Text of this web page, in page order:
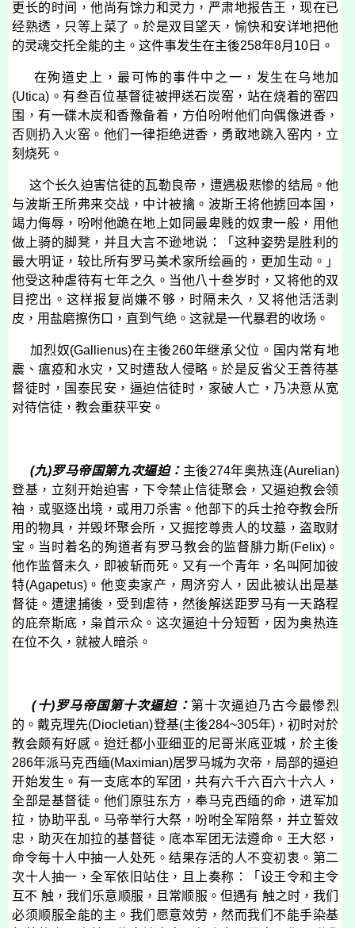
更长的时间，他尚有馀力和灵力，严肃地报告王，现在已
经熟透，只等上菜了。於是双目望天，愉快和安详地把他
的灵魂交托全能的主。这件事发生在主後258年8月 10 日。
在殉道史上，最可怖的事件中之一，发生在乌地加
(Utica) 。有叁百位基督徒被押送石炭窑，站在烧着的窑四
围，有一碟木炭和香豫备着，方伯吩咐他们向偶像进香，
否则扔入火窑。他们一律拒绝进香，勇敢地跳入窑内，立
刻烧死。
这个长久迫害信徒的瓦勒良帝，遭遇极悲惨的结局。他
与波斯王所弗来交战，中计被擒。波斯王将他掳回本国，
竭力侮辱，吩咐他跪在地上如同最卑贱的奴隶一般，用他
做上骑的脚凳，并且大言不逊地说：「这种姿势是胜利的
最大明证，较比所有罗马美术家所绘画的，更加生动。」
他受这种虐待有七年之久。当他八十叁岁时，又将他的双
目挖出。这样报复尚嫌不够，时隔未久，又将他活活剥
皮，用盐磨擦伤口，直到气绝。这就是一代暴君的收场。
加烈奴(Gallienus)在主後260年继承父位。国内常有地
震、瘟疫和水灾，又时遭敌人侵略。於是反省父王善待基
督徒时，国泰民安，逼迫信徒时，家破人亡，乃决意从宽
对待信徒，教会重获平安。
(九)罗马帝国第九次逼迫： 主後274年奥热连(Aurelian)
登基，立刻开始迫害，下令禁止信徒聚会，又逼迫教会领
袖，或驱逐出境，或用刀杀害。他部下的兵士抢夺教会所
用的物具，并毁坏聚会所，又掘挖尊贵人的坟墓，盗取财
宝。当时着名的殉道者有罗马教会的监督腓力斯(Felix)。
他作监督未久，即被斩而死。又有一个青年，名叫阿加彼
特(Agapetus)。他变卖家产，周济穷人，因此被认出是基
督徒。遭逮捕後，受到虐待，然後解送距罗马有一天路程
的庇奈斯底，枭首示众。这次逼迫十分短暂，因为奥热连
在位不久，就被人暗杀。
(十)罗马帝国第十次逼迫： 第十次逼迫乃古今最惨烈
的。戴克理先(Diocletian)登基(主後284~305年) ，初时对於
教会颇有好感。迨迁都小亚细亚的尼哥米底亚城，於主後
286年派马克西缅(Maximian)居罗马城为次帝，局部的逼迫
开始发生。有一支底本的军团，共有六千六百六十六人，
全部是基督徒。他们原驻东方，奉马克西缅的命，进军加
拉，协助平乱。马帝举行大祭，吩咐全军陪祭，并立誓效
忠，助灭在加拉的基督徒。底本军团无法遵命。王大怒，
命令每十人中抽一人处死。结果存活的人不变初衷。第二
次十人抽一，全军依旧站住，且上奏称：「设王令和主令
互不 触，我们乐意顺服，且常顺服。但遇有 触之时，我们
必须顺服全能的主。我们愿意效劳，然而我们不能手染基